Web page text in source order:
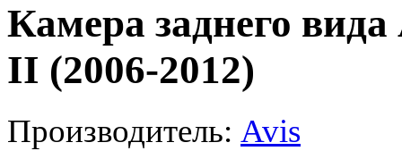
Камера заднего
II (2006-2012)
Производитель: Avis